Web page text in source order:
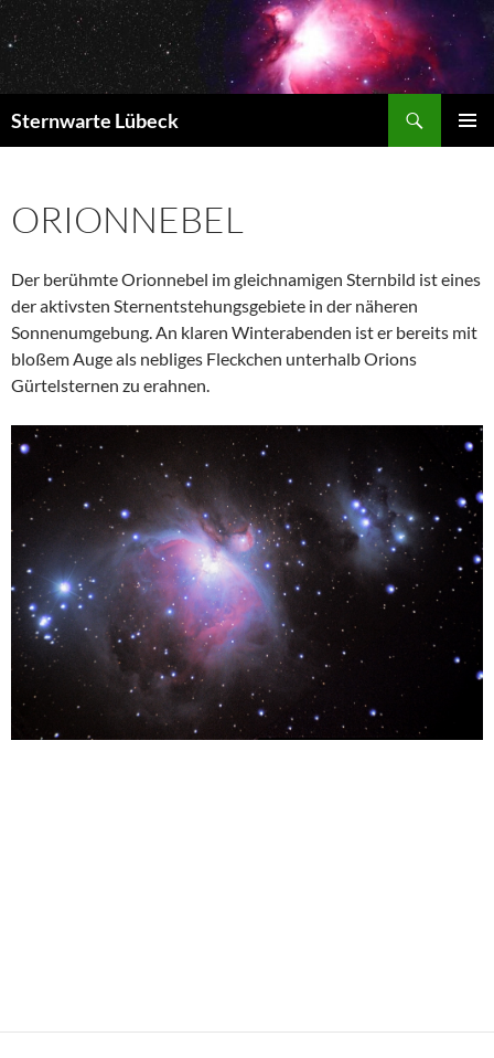
Zum
Inhalt
springen
Sternwarte Lübeck
ORIONNEBEL
Der berühmte Orionnebel im gleichnamigen Sternbild ist eines
der aktivsten Sternentstehungsgebiete in der näheren
Sonnenumgebung. An klaren Winterabenden ist er bereits mit
bloßem Auge als nebliges Fleckchen unterhalb Orions
Gürtelsternen zu erahnen.